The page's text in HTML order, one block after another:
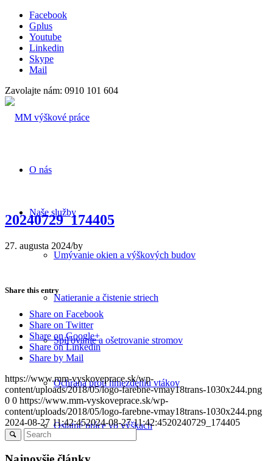
Facebook
Gplus
Youtube
Linkedin
Skype
Mail
Zavolajte nám: 0910 101 604
O nás
Naše služby
Umývanie okien a výškových budov
Natieranie a čistenie striech
Spiľovanie a ošetrovanie stromov
Ochrana proti hniezdeniu vtákov
Ostatné práce vo výškach
20240729_174405
27. augusta 2024/by
Share this entry
Share on Facebook
Share on Twitter
Share on Google+
Share on Linkedin
Share by Mail
https://www.mm-vyskoveprace.sk/wp-
content/uploads/2018/05/logo-farebne-vmay18trans-1030x244.png
0 0 https://www.mm-vyskoveprace.sk/wp-
content/uploads/2018/05/logo-farebne-vmay18trans-1030x244.png
2024-08-27 11:42:452024-08-27 11:42:4520240729_174405